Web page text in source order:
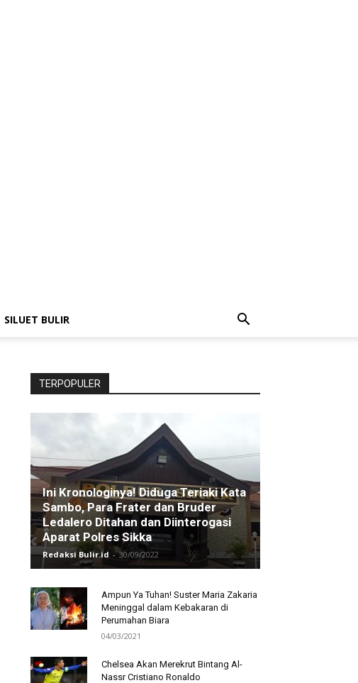
SILUET BULIR
TERPOPULER
Ini Kronologinya! Diduga Teriaki Kata
Sambo, Para Frater dan Bruder
Ledalero Ditahan dan Diinterogasi
Aparat Polres Sikka
Redaksi Bulir.id - 30/09/2022
Ampun Ya Tuhan! Suster Maria Zakaria
Meninggal dalam Kebakaran di
Perumahan Biara
04/03/2021
Chelsea Akan Merekrut Bintang Al-
Nassr Cristiano Ronaldo